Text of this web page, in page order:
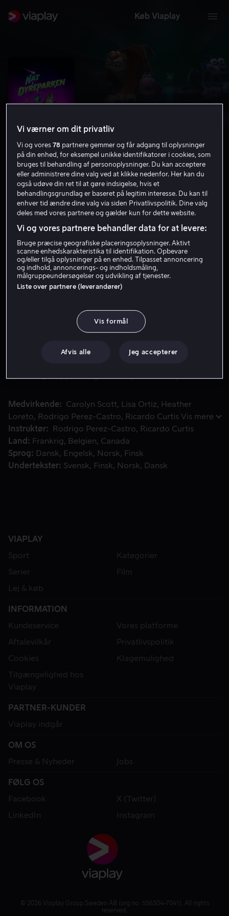
Køb Viaplay
Nat i dyreparken
6.0 Animation Eventyr 2025
1 t. 27 min
11 år
HD
Lej 59 kr
Køb 119 kr
virus sig og forvandler dyrene til zombielignende
Medvirkende
Carolyn Scott Lisa Ortiz
Heather
Loreto
Rodrigo Perez-Castro Ricardo Curtis Vis mere
Instruktør
Rodrigo Perez-Castro
Ricardo Curtis
Land
Frankrig Belgien
Canada
Sprog
Dansk Engelsk Norsk
Finsk
Undertekster
Svensk Finsk Norsk Dansk
VIAPLAY
Sport
Kategorier
Serier
Film
Lej & køb
INFORMATION
Kundeservice
Vores platforme
Aftalevilkår
Privatlivspolitik
Cookies
Klagemulighed
Tilgængelighed hos
Viaplay
PARTNER-KUNDER
Viaplay indgår
OM OS
Presse & Nyheder
Jobs
FØLG OS
Facebook
X (Twitter)
LinkedIn
Instagram
© 2026 Viaplay Group Sweden AB (org.no: 556304-7041). All rights
reserved.
Vi værner om dit privatliv
Vi og vores78 partnere gemmer og får adgang til oplysninger
på din enhed, for eksempel unikke identifikatorer i cookies, som
bruges til behandling af personoplysninger. Du kan acceptere
eller administrere dine valg ved at klikke nedenfor. Her kan du
også udøve din ret til at gøre indsigelse, hvis et
behandlingsgrundlag er baseret på legitim interesse. Du kan til
enhver tid ændre dine valg via siden Privatlivspolitik. Dine valg
deles med vores partnere og gælder kun for dette website.
Vi og vores partnere behandler data for at levere:
Bruge præcise geografiske placeringsoplysninger. Aktivt
scanne enhedskarakteristika til identifikation. Opbevare
og/eller tilgå oplysninger på en enhed. Tilpasset annoncering
og indhold, annoncerings- og indholdsmåling,
målgruppeundersøgelser og udvikling af tjenester.
Liste over partnere (leverandører)
Vis formål
Afvis alle Jeg accepterer